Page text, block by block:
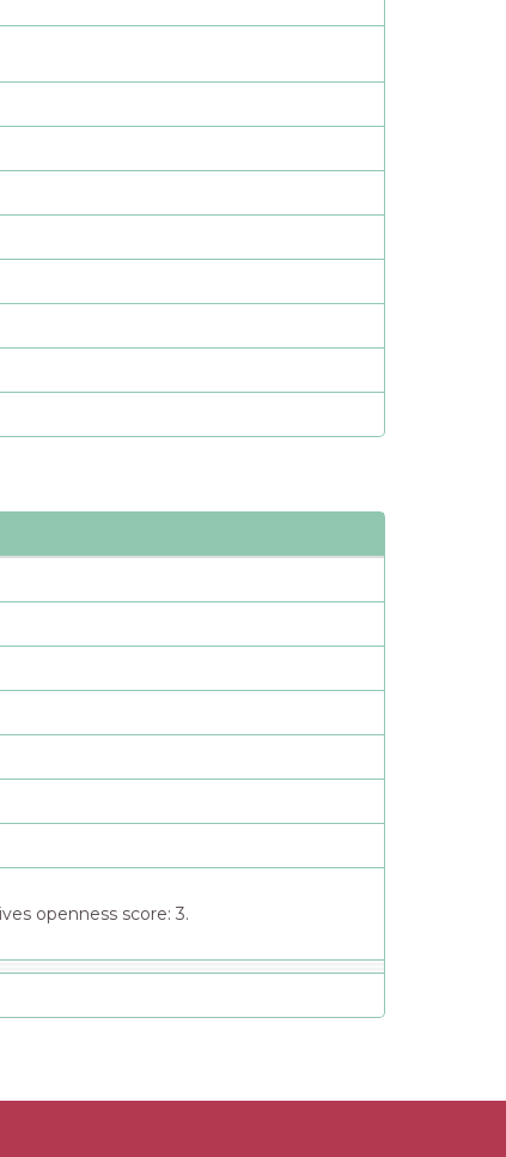
openness score: 3.